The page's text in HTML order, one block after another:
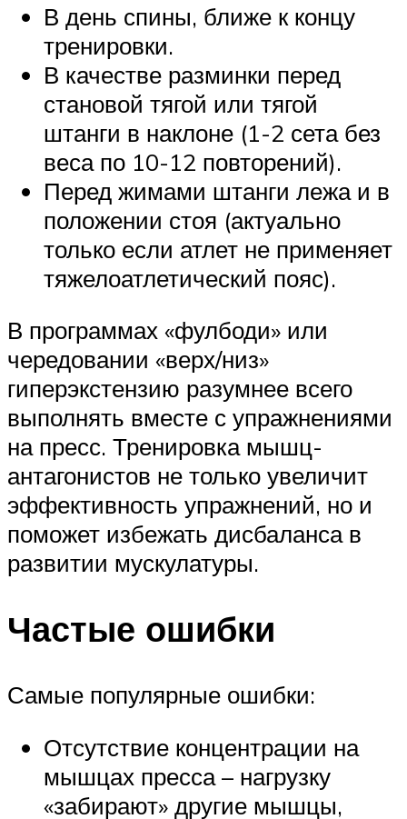
В день спины, ближе к концу
тренировки.
В качестве разминки перед
становой тягой или тягой
штанги в наклоне (1-2 сета без
веса по 10-12 повторений).
Перед жимами штанги лежа и в
положении стоя (актуально
только если атлет не применяет
тяжелоатлетический пояс).
В программах «фулбоди» или
чередовании «верх/низ»
гиперэкстензию разумнее всего
выполнять вместе с упражнениями
на пресс. Тренировка мышц-
антагонистов не только увеличит
эффективность упражнений, но и
поможет избежать дисбаланса в
развитии мускулатуры.
Частые ошибки
Самые популярные ошибки:
Отсутствие концентрации на
мышцах пресса – нагрузку
«забирают» другие мышцы,